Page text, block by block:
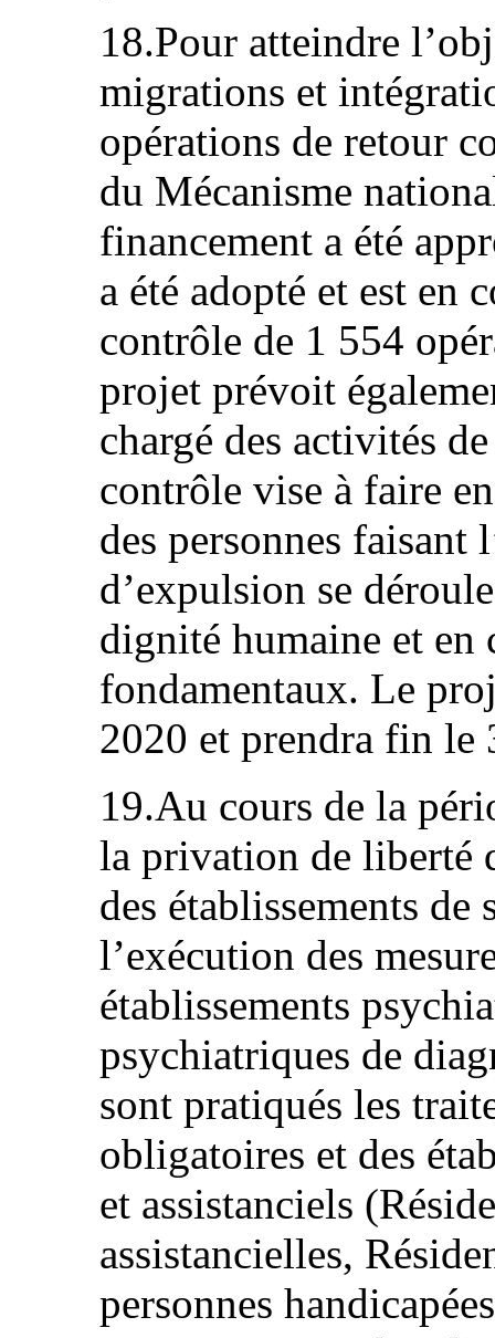
18.Pour atteindre
migrations et
opérations de retour
du Mécanisme
financement a été
a été adopté et est en
contrôle de 1 554
projet prévoit
chargé des activités
contrôle vise à faire
des personnes faisant
d’expulsion se
dignité humaine et
fondamentaux. Le
2020 et prendra fin le
19.Au cours de la
la privation de liberté
des établissements de
l’exécution des
établissements
psychiatriques de
sont pratiqués les
obligatoires et des
et assistanciels
assistancielles,
personnes